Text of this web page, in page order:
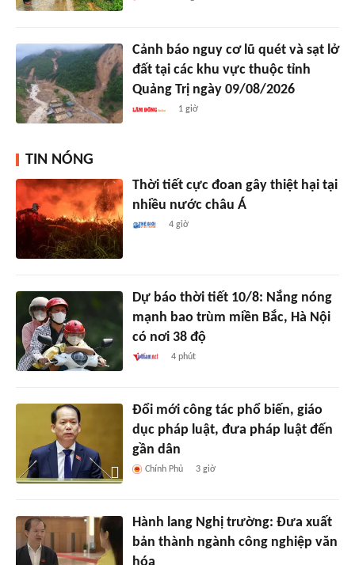
Cảnh báo nguy cơ lũ quét và sạt lở
đất tại các khu vực thuộc tỉnh
Quảng Trị ngày 09/08/2026
1 giờ
TIN NÓNG
Thời tiết cực đoan gây thiệt hại tại
nhiều nước châu Á
4 giờ
Dự báo thời tiết 10/8: Nắng nóng
mạnh bao trùm miền Bắc, Hà Nội
có nơi 38 độ
4 phút
Đổi mới công tác phổ biến, giáo
dục pháp luật, đưa pháp luật đến
gần dân
Chính Phủ 3 giờ
Hành lang Nghị trường: Đưa xuất
bản thành ngành công nghiệp văn